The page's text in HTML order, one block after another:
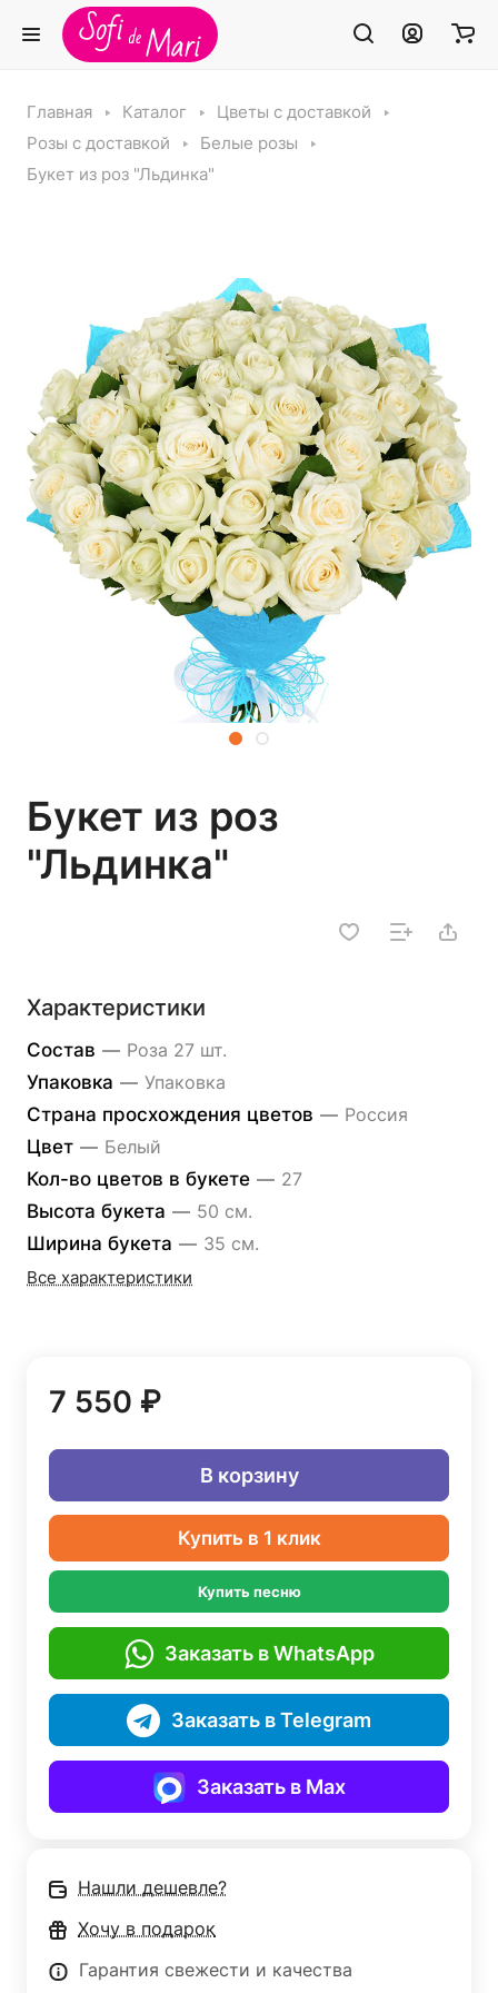
Главная Каталог
Цветы с доставкой
Розы с доставкой
Белые розы
Букет из роз "Льдинка"
Букет из роз
"Льдинка"
Характеристики
Состав — Роза 27 шт.
Упаковка — Упаковка
Страна просхождения цветов — Россия
Цвет — Белый
Кол-во цветов в букете — 27
Высота букета — 50 см.
Ширина букета — 35 см.
Все характеристики
7 550 ₽
В корзину
Купить в 1 клик
Купить песню
Заказать в WhatsApp
Заказать в Telegram
Заказать в Max
Нашли дешевле?
Хочу в подарок
Гарантия свежести и качества